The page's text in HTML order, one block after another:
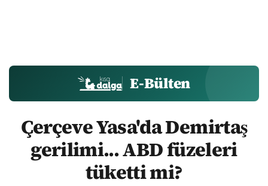
E-Bülten
Çerçeve Yasa'da Demirtaş
gerilimi... ABD füzeleri
tüketti mi?